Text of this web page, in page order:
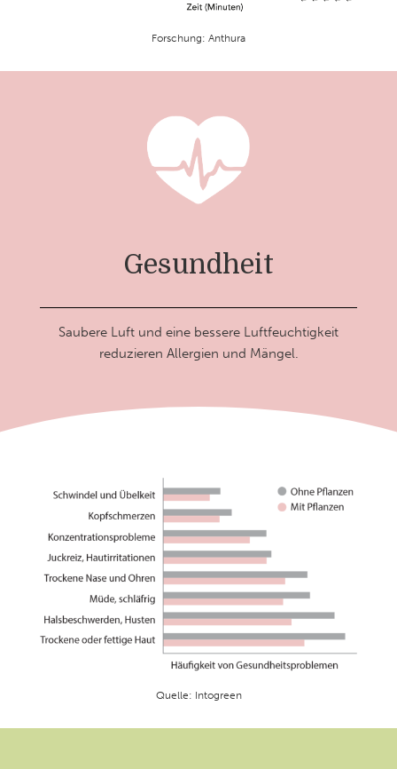
Forschung: Anthura
Gesundheit
Saubere Luft und eine bessere Luftfeuchtigkeit
reduzieren Allergien und Mängel.
Quelle: Intogreen